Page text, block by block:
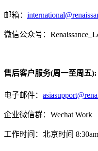
邮箱：
微信公众号：
售后客户服务(周一至周五):
电子邮件：
企业微信群：Wechat Work
工作时间：北京时间